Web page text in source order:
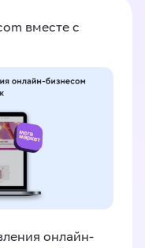
вместе с
онлайн-